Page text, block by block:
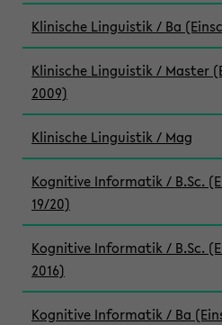
Klinische Linguistik / Ba
Klinische Linguistik / Master
2009)
Klinische Linguistik / Mag
Kognitive Informatik / B.Sc.
19/20)
Kognitive Informatik / B.Sc.
2016)
Kognitive Informatik / Ba